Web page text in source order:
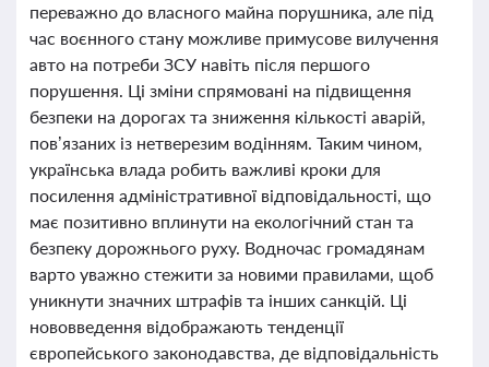
переважно до власного майна порушника, але під
час воєнного стану можливе примусове вилучення
авто на потреби ЗСУ навіть після першого
порушення. Ці зміни спрямовані на підвищення
безпеки на дорогах та зниження кількості аварій,
пов’язаних із нетверезим водінням. Таким чином,
українська влада робить важливі кроки для
посилення адміністративної відповідальності, що
має позитивно вплинути на екологічний стан та
безпеку дорожнього руху. Водночас громадянам
варто уважно стежити за новими правилами, щоб
уникнути значних штрафів та інших санкцій. Ці
нововведення відображають тенденції
європейського законодавства, де відповідальність